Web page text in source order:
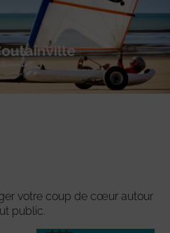
votre coup de cœur autour
public.